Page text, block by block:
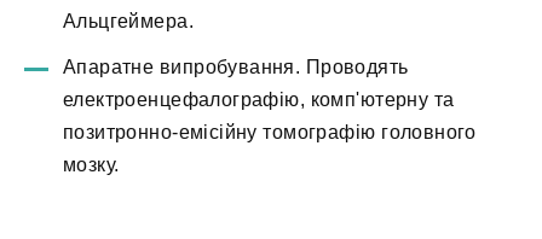
Альцгеймера.
Апаратне випробування. Проводять
електроенцефалографію, комп'ютерну та
позитронно-емісійну томографію головного
мозку.